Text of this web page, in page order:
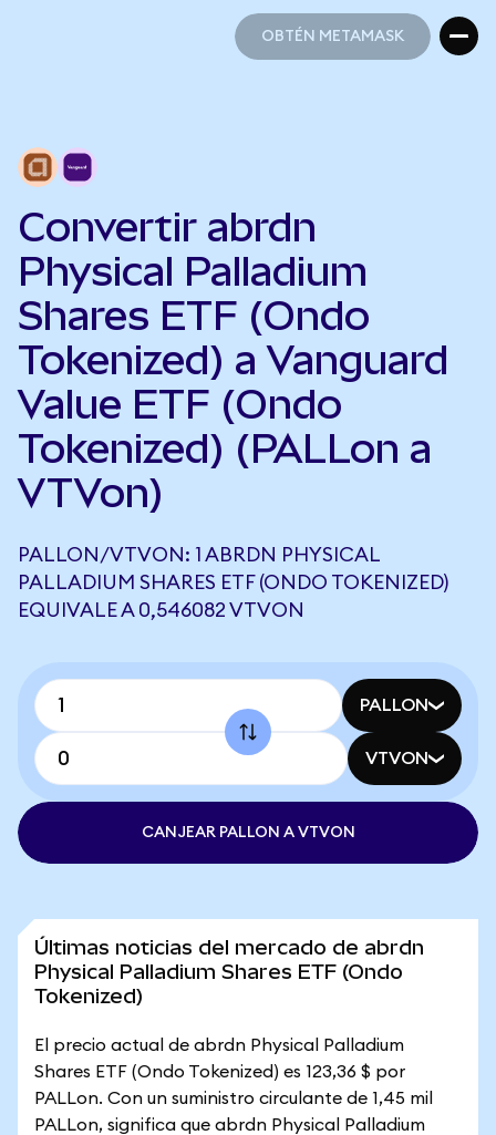
OBTÉN METAMASK
Convertir abrdn
Physical Palladium
Shares ETF (Ondo
Tokenized) a Vanguard
Value ETF (Ondo
Tokenized) (PALLon a
VTVon)
PALLON/VTVON: 1 ABRDN PHYSICAL
PALLADIUM SHARES ETF (ONDO TOKENIZED)
EQUIVALE A 0,546082 VTVON
PALLON
VTVON
CANJEAR PALLON A VTVON
Últimas noticias del mercado de abrdn
Physical Palladium Shares ETF (Ondo
Tokenized)
El precio actual de abrdn Physical Palladium
Shares ETF (Ondo Tokenized) es 123,36 $ por
PALLon. Con un suministro circulante de 1,45 mil
PALLon, significa que abrdn Physical Palladium